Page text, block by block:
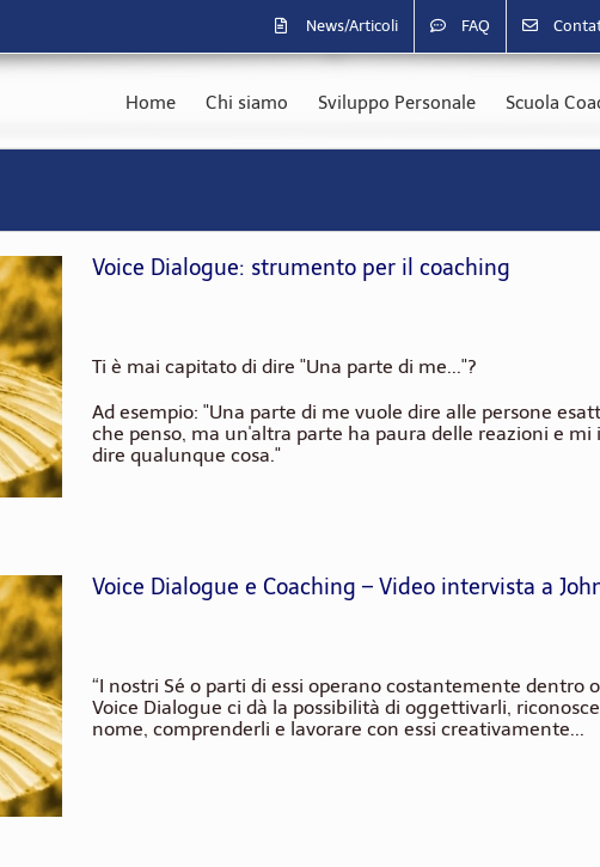
News/Articoli FAQ
Home Chi siamo Sviluppo Personale Scuola
Voice Dialogue: strumento per il coaching
Ti è mai capitato di dire "Una parte di me..."?
Ad esempio: "Una parte di me vuole dire alle persone
che penso, ma un'altra parte ha paura delle reazioni e mi
dire qualunque cosa."
Voice Dialogue e Coaching – Video intervista a
“I nostri Sé o parti di essi operano costantemente dentro
Voice Dialogue ci dà la possibilità di oggettivarli,
nome, comprenderli e lavorare con essi creativamente...